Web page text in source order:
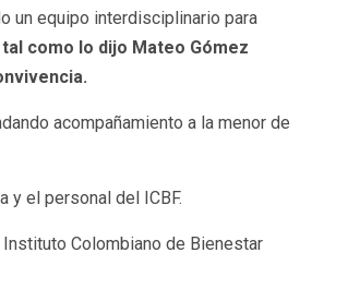
un equipo interdisciplinario para
como lo dijo Mateo Gómez
acompañamiento a la menor de
y el personal del ICBF.
Colombiano de Bienestar